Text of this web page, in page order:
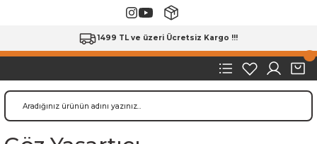
1499 TL ve üzeri Ücretsiz Kargo !!!